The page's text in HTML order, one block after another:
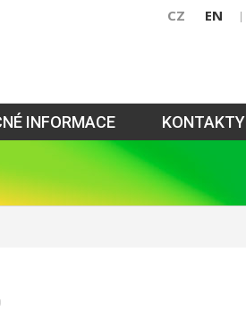
CZ EN
INFORMACE KONTAKTY